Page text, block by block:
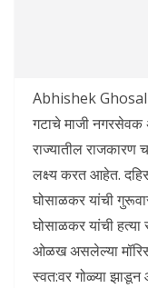
Abhishek
गटाचे माजी नगरसेवक
राज्यातील राजकारण
लक्ष्य करत आहेत.
घोसाळकर यांची
घोसाळकर यांची
ओळख असलेल्या
स्वत:वर गोळ्या